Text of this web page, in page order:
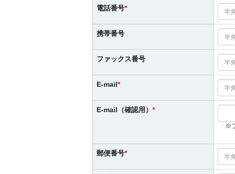
電話番号
携帯番号
ファックス番号
E-mail
E-mail（確認用）
※
郵便番号